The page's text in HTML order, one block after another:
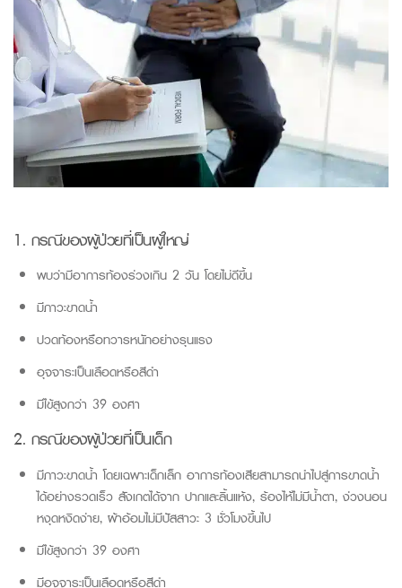
1. กรณีของผู้ป่วยที่เป็นผู้ใหญ่
พบว่ามีอาการท้องร่วงเกิน 2 วัน โดยไม่ดีขึ้น
มีภาวะขาดน้ำ
ปวดท้องหรือทวารหนักอย่างรุนแรง
อุจจาระเป็นเลือดหรือสีดำ
มีไข้สูงกว่า 39 องศา
2. กรณีของผู้ป่วยที่เป็นเด็ก
มีภาวะขาดน้ำ โดยเฉพาะเด็กเล็ก อาการท้องเสียสามารถนำไปสู่การขาดน้ำ
ได้อย่างรวดเร็ว สังเกตได้จาก ปากและลิ้นแห้ง, ร้องไห้ไม่มีน้ำตา, ง่วงนอน
หงุดหงิดง่าย, ผ้าอ้อมไม่มีปัสสาวะ 3 ชั่วโมงขึ้นไป
มีไข้สูงกว่า 39 องศา
มีอุจจาระเป็นเลือดหรือสีดำ